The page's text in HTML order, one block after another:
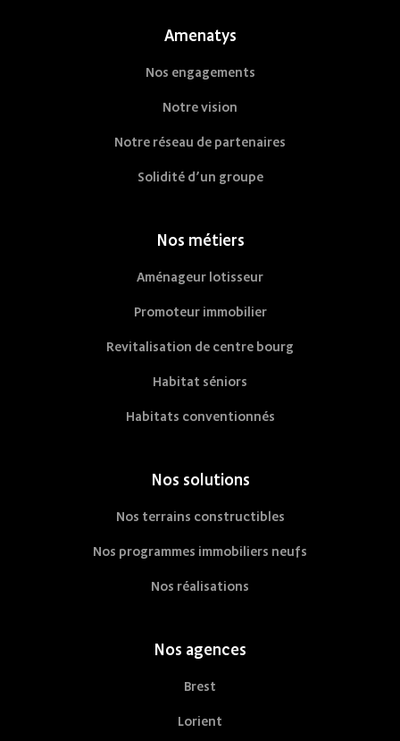
Amenatys
Nos engagements
Notre vision
Notre réseau de partenaires
Solidité d’un groupe
Nos métiers
Aménageur lotisseur
Promoteur immobilier
Revitalisation de centre bourg
Habitat séniors
Habitats conventionnés
Nos solutions
Nos terrains constructibles
Nos programmes immobiliers neufs
Nos réalisations
Nos agences
Brest
Lorient